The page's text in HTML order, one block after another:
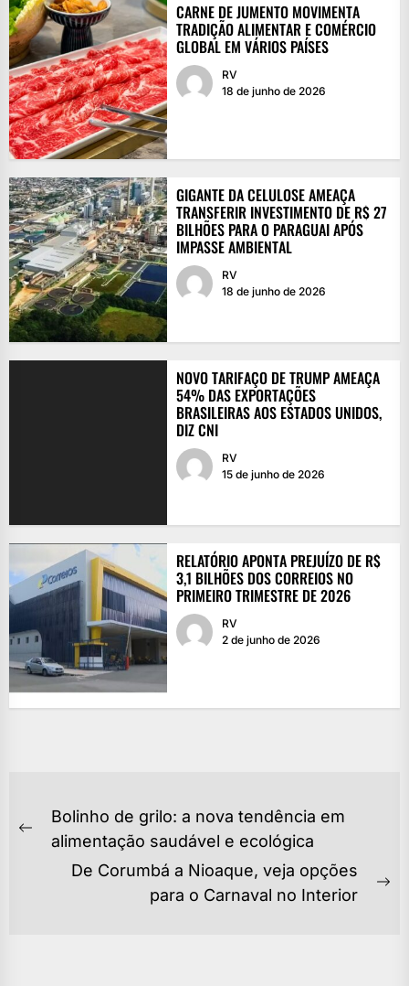
CARNE DE JUMENTO MOVIMENTA
TRADIÇÃO ALIMENTAR E COMÉRCIO
GLOBAL EM VÁRIOS PAÍSES
RV
18 de junho de 2026
GIGANTE DA CELULOSE AMEAÇA
TRANSFERIR INVESTIMENTO DE R$ 27
BILHÕES PARA O PARAGUAI APÓS
IMPASSE AMBIENTAL
RV
18 de junho de 2026
NOVO TARIFAÇO DE TRUMP AMEAÇA
54% DAS EXPORTAÇÕES
BRASILEIRAS AOS ESTADOS UNIDOS,
DIZ CNI
RV
15 de junho de 2026
RELATÓRIO APONTA PREJUÍZO DE R$
3,1 BILHÕES DOS CORREIOS NO
PRIMEIRO TRIMESTRE DE 2026
RV
2 de junho de 2026
NAVEGAÇÃO
DEPrevious
Bolinho de grilo: a nova tendência em
alimentação saudável e ecológica
De Corumbá a Nioaque, veja opções
para o Carnaval no Interior